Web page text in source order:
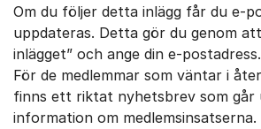
Om du följer detta inlägg får du e-
uppdateras. Detta gör du genom
inlägget” och ange din e-postadress.
För de medlemmar som väntar i
finns ett riktat nyhetsbrev som går
information om